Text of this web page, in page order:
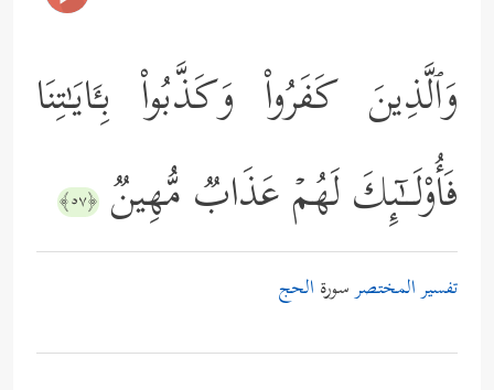
وَٱلَّذِینَ كَفَرُواْ وَكَذَّبُواْ بِـَٔایَـٰتِنَا
فَأُوْلَــٰۤىِٕكَ لَهُمۡ عَذَابࣱ مُّهِینࣱ ﴿٥٧﴾
تفسير المختصرسورة الحج